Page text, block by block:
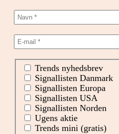
Trends nyhedsbrev
Signallisten Danmark
Signallisten Europa
Signallisten USA
Signallisten Norden
Ugens aktie
Trends mini (gratis)